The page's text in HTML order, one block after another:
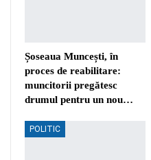
Șoseaua Muncești, în
proces de reabilitare:
muncitorii pregătesc
drumul pentru un nou…
POLITIC